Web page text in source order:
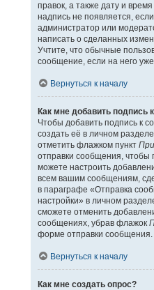
правок, а также дату и
надпись не появляется,
администратор или
написать о сделанных
Учтите, что обычные
сообщение, если на него
Вернуться к началу
Как мне добавить подпись
Чтобы добавить подпись к
создать её в личном
отметить флажком пункт
отправки сообщения, чтобы
можете настроить
всем вашим сообщениям,
в параграфе «Отправка
настройки» в личном
сможете отменить
сообщениях, убрав флажок
форме отправки сообщения.
Вернуться к началу
Как мне создать опрос?